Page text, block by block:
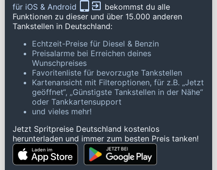
für iOS & Android
bekommst du alle
Funktionen zu dieser und über 15.000 anderen
Tankstellen in Deutschland:
Echtzeit-Preise für Diesel & Benzin
Preisalarme bei Erreichen deines
Wunschpreises
Favoritenliste für bevorzugte Tankstellen
Kartenansicht mit Filteroptionen, für z.B. „Jetzt
geöffnet“, „Günstigste Tankstellen in der Nähe“
oder Tankkartensupport
und vieles mehr!
Jetzt Spritpreise Deutschland kostenlos
herunterladen und immer zum besten Preis tanken!